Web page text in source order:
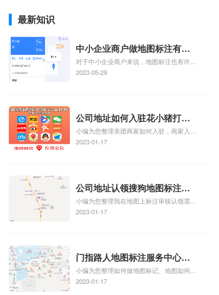
最新知识
中小企业商户做地图标注有什
么好处
对于中小企业商户来说，地图标注也有许多
好处，包括：提高可见性和曝光率：通过在
位置，增加商户被发现的机会。方便客户导
航：地图标注可以帮助客户更容易地找到商
户的实际位置。特别是对于新客户或不熟悉
该地区的客户来说，地图标注可以提供明确
图标注服务中心面的存在。对于一些客户来
说，实体指路人地
2023-05-29
公司地址如何入驻花小猪打车
地图标记？指路人地图标注服
务中心铺如何入驻花小猪打车
小编为您整理美团商家如何入驻，商家入驻
教程、商家如何入驻地图、如何入驻地:、
2023-01-17
公司地址认领搜狗地图标注多
久审核？公司地址认领地图标
注多久审核？
小编为您整理我在地图上标注审核认领需要
多久、我在地图上标注审核认领需要多久
情可查看下方正文！
2023-01-17
门指路人地图标注服务中心如
何做花小猪打车地图位置标
记？门指路人地图标注服务中
小编为您整理如何做地图标记、地图如何做
标记、so搜街景中如何做标记、360e启花贷
2023-01-17